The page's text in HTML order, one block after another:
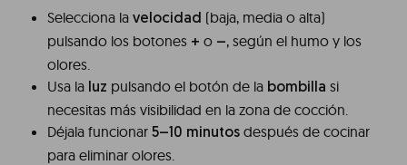
Selecciona la velocidad (baja, media o alta)
pulsando los botones + o –, según el humo y los
olores.
Usa la luz pulsando el botón de la bombilla si
necesitas más visibilidad en la zona de cocción.
Déjala funcionar 5–10 minutos después de cocinar
para eliminar olores.